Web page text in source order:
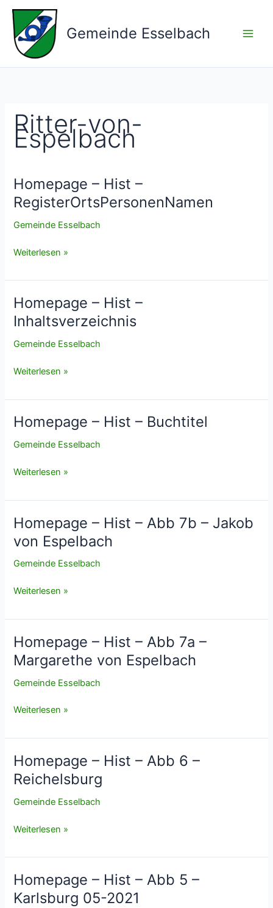
Zum
Inhalt
springen
Gemeinde Esselbach
Ritter-von-
Espelbach
Homepage – Hist –
RegisterOrtsPersonenNamen
Gemeinde Esselbach
Homepage
Hist
–
RegisterOrtsPersonenNamen
Weiterlesen »
Homepage – Hist –
Inhaltsverzeichnis
Gemeinde Esselbach
Homepage
Hist
–
Inhaltsverzeichnis
Weiterlesen »
Homepage – Hist – Buchtitel
Gemeinde Esselbach
Homepage
Hist
–
Buchtitel
Weiterlesen »
Homepage – Hist – Abb 7b – Jakob
von Espelbach
Gemeinde Esselbach
Homepage
Hist
–
Abb
7b
–
von
Weiterlesen »
Homepage – Hist – Abb 7a –
Margarethe von Espelbach
Gemeinde Esselbach
Homepage
Hist
–
Abb
7a
–
von
Weiterlesen »
Homepage – Hist – Abb 6 –
Reichelsburg
Gemeinde Esselbach
Homepage
Hist
–
Abb
6
Weiterlesen »
Homepage – Hist – Abb 5 –
Karlsburg 05-2021